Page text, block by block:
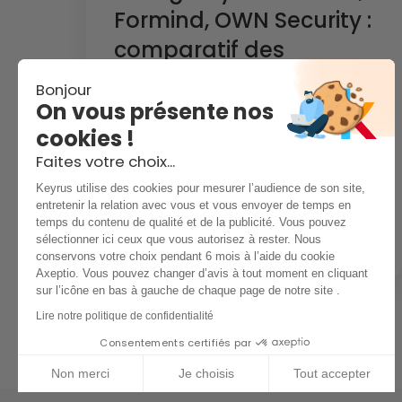
Formind, OWN Security :
comparatif des
cabinets cyber 2026
Orange Cyberdefense, Formind, OWN
Security : comparez les cabinets cyber
2026 et trouvez le partenaire adapté à
RÉMY COHEN JUIN 17, 2026
Bonjour
On vous présente nos
cookies !
Faites votre choix...
Keyrus utilise des cookies pour mesurer l’audience de son site,
entretenir la relation avec vous et vous envoyer de temps en
temps du contenu de qualité et de la publicité. Vous pouvez
sélectionner ici ceux que vous autorisez à rester. Nous
conservons votre choix pendant 6 mois à l’aide du cookie
Axeptio. Vous pouvez changer d’avis à tout moment en cliquant
sur l’icône en bas à gauche de chaque page de notre site .
Lire notre politique de confidentialité
Consentements certifiés par
Non merci Je choisis Tout accepter